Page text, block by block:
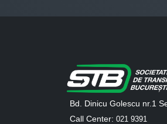
Bd. Dinicu Golescu nr.1
Call Center: 021 9391